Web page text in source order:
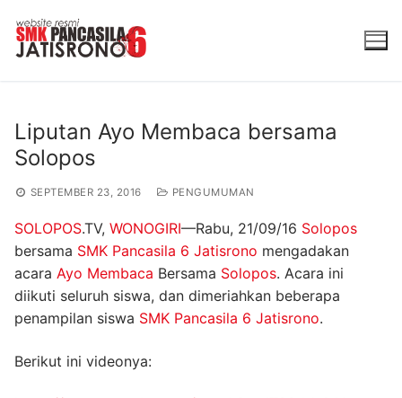
konten
Liputan Ayo Membaca bersama
Solopos
SEPTEMBER 23, 2016 PENGUMUMAN
SOLOPOS.TV, WONOGIRI—Rabu, 21/09/16 Solopos
bersama SMK Pancasila 6 Jatisrono mengadakan
acara Ayo Membaca Bersama Solopos. Acara ini
diikuti seluruh siswa, dan dimeriahkan beberapa
penampilan siswa SMK Pancasila 6 Jatisrono.
Berikut ini videonya: